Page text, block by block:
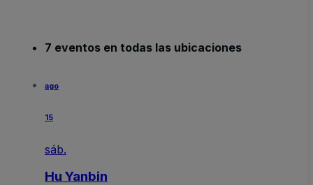
7 eventos en todas las ubicaciones
ago
15
sáb.
Hu Yanbin